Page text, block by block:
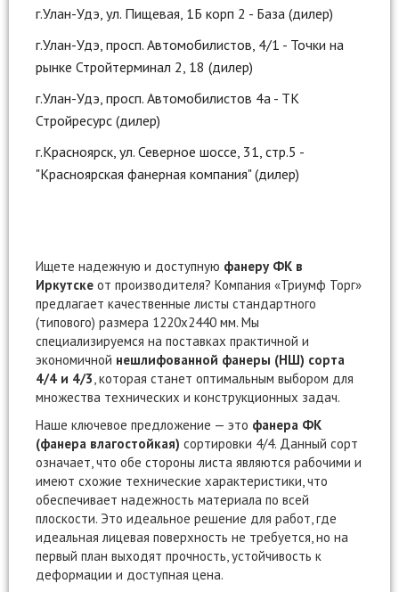
г.Улан-Удэ, ул. Пищевая, 1Б корп 2 - База (дилер)
г.Улан-Удэ, просп. Автомобилистов, 4/1 - Точки на
рынке Стройтерминал 2, 18 (дилер)
г.Улан-Удэ, просп. Автомобилистов 4а - ТК
Стройресурс (дилер)
г.Красноярск, ул. Северное шоссе, 31, стр.5 -
"Красноярская фанерная компания" (дилер)
Ищете надежную и доступную фанеру ФК в
Иркутске от производителя? Компания «Триумф Торг»
предлагает качественные листы стандартного
(типового) размера 1220х2440 мм. Мы
специализируемся на поставках практичной и
экономичной нешлифованной фанеры (НШ) сорта
4/4 и 4/3, которая станет оптимальным выбором для
множества технических и конструкционных задач.
Наше ключевое предложение — это фанера ФК
(фанера влагостойкая) сортировки 4/4. Данный сорт
означает, что обе стороны листа являются рабочими и
имеют схожие технические характеристики, что
обеспечивает надежность материала по всей
плоскости. Это идеальное решение для работ, где
идеальная лицевая поверхность не требуется, но на
первый план выходят прочность, устойчивость к
деформации и доступная цена.